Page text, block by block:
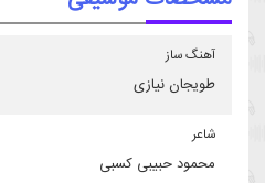
آهنگ ساز
طویجان نیازی
شاعر
محمود حبیبی كسبی